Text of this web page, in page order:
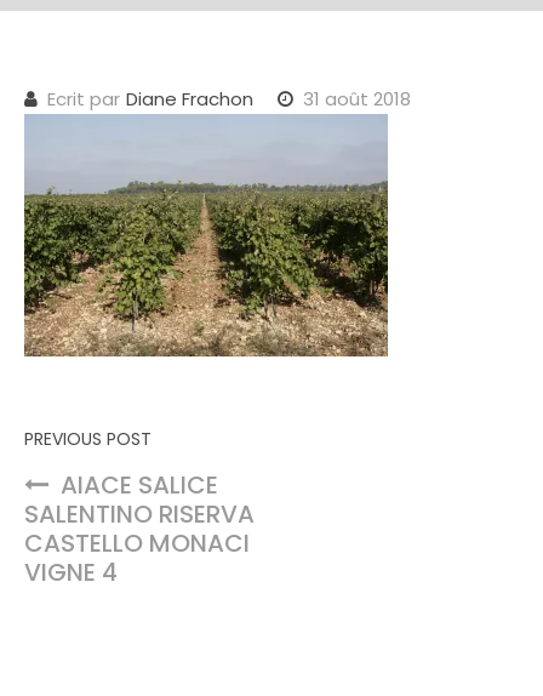
Ecrit par Diane Frachon 31 août 2018
Navigation de l’article
PREVIOUS POST
AIACE SALICE
SALENTINO RISERVA
CASTELLO MONACI
VIGNE 4